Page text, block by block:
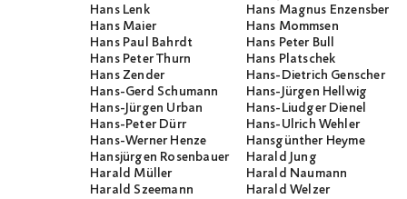
Hans Lenk
Hans Magnus
Hans Maier
Hans Mommsen
Hans Paul Bahrdt
Hans Peter Bull
Hans Peter Thurn
Hans Platschek
Hans Zender
Hans-Dietrich Genscher
Hans-Gerd Schumann
Hans-Jürgen Hellwig
Hans-Jürgen Urban
Hans-Liudger Dienel
Hans-Peter Dürr
Hans-Ulrich Wehler
Hans-Werner Henze
Hansgünther Heyme
Hansjürgen Rosenbauer
Harald Jung
Harald Müller
Harald Naumann
Harald Szeemann
Harald Welzer